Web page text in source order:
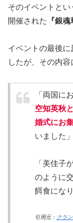
そのイベントと
開催された
『銀
イベントの最後
したが、その内容
「両国に
空知英秋
婚式にお
いました」
「美佳子
のように
餌食にな
引用元： クラ